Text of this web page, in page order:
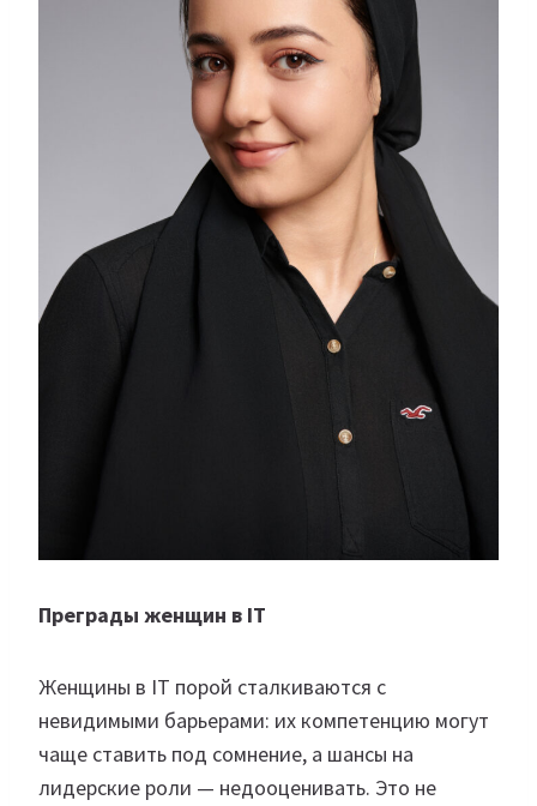
Преграды женщин в IT
Женщины в IT порой сталкиваются с
невидимыми барьерами: их компетенцию могут
чаще ставить под сомнение, а шансы на
лидерские роли — недооценивать. Это не